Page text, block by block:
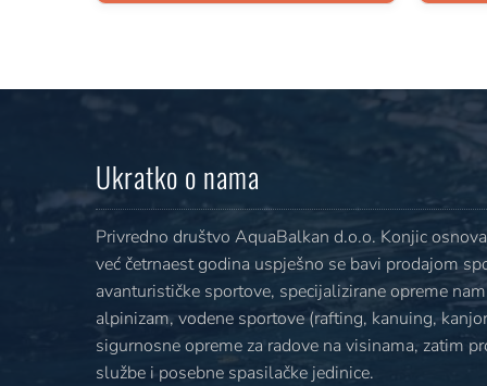
Ukratko o nama
Privredno društvo AquaBalkan d.o.o. Konjic
već četrnaest godina uspješno se bavi prodajom
avanturističke sportove, specijalizirane opreme
alpinizam, vodene sportove (rafting, kanuing,
sigurnosne opreme za radove na visinama, zatim
službe i posebne spasilačke jedinice.